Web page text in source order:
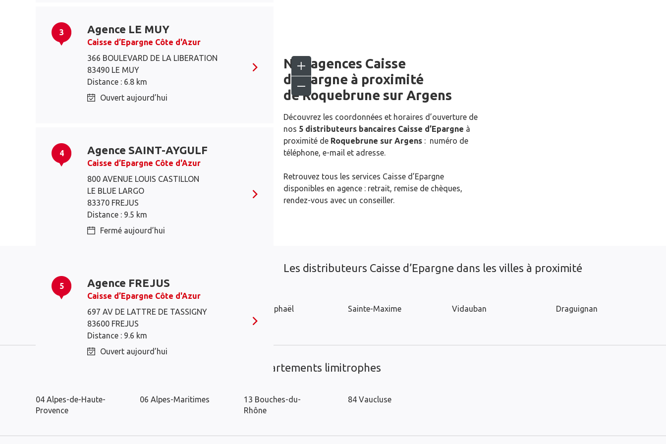
3 Agence LE MUY
Caisse d’Epargne Côte d'Azur
366 BOULEVARD DE LA LIBERATION
83490 LE MUY
Distance : 6.8 km
Ouvert aujourd’hui
4 Agence SAINT-AYGULF
Caisse d’Epargne Côte d'Azur
800 AVENUE LOUIS CASTILLON
LE BLUE LARGO
83370 FREJUS
Distance : 9.5 km
Fermé aujourd’hui
5 Agence FREJUS
Caisse d’Epargne Côte d'Azur
697 AV DE LATTRE DE TASSIGNY
83600 FREJUS
Distance : 9.6 km
Ouvert aujourd’hui
Nos agences Caisse
d’Epargne à proximité
deRoquebrune sur Argens
Découvrez les coordonnées et horaires d’ouverture de
nos 5 distributeurs bancaires Caisse d’Epargne à
proximité de Roquebrune sur Argens : numéro de
téléphone, e-mail et adresse.
Retrouvez tous les services Caisse d’Epargne
disponibles en agence : retrait, remise de chèques,
rendez-vous avec un conseiller.
Les distributeurs Caisse d’Epargne dans les villes à proximité
Roquebrune-sur-
Fréjus Saint-Raphaël Sainte-Maxime Vidauban Draguignan
Les distributeurs Caisse d’Epargne dans les départements limitrophes
04 Alpes-de-Haute-
Provence
06 Alpes-Maritimes
13 Bouches-du-
Rhône
84 Vaucluse